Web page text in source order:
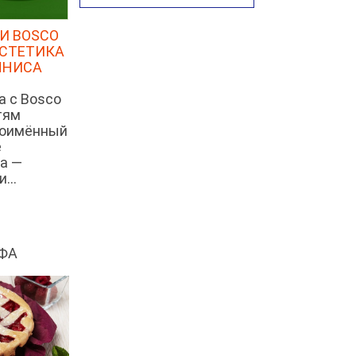
с Bosco
—
Суп с лапшой рамен в